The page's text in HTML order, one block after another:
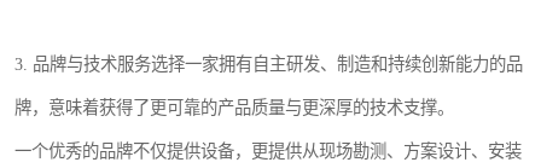
3. 品牌与技术服务选择一家拥有自主研发、制造和持续创新能力的品
牌，意味着获得了更可靠的产品质量与更深厚的技术支撑。
一个优秀的品牌不仅提供设备，更提供从现场勘测、方案设计、安装